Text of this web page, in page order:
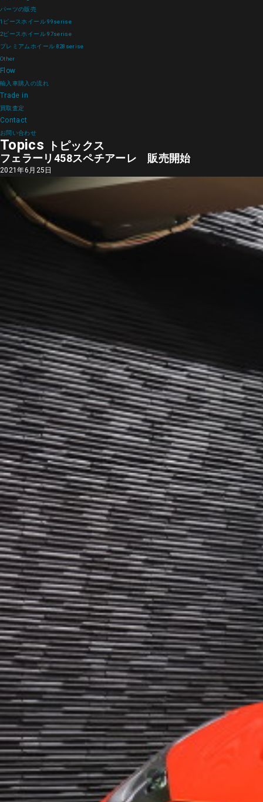
パーツの販売
1ピースホイール 99serise
2ピースホイール 97serise
プレミアムホイール 828serise
Other
Flow
輸入車購入の流れ
Trade in
買取査定
Contact
お問い合わせ
Topics トピックス
フェラーリ458スペチアーレ 販売開始
2021年6月25日